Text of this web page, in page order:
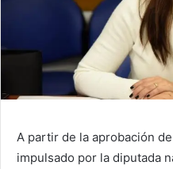
A partir de la aprobación
impulsado por la diputada